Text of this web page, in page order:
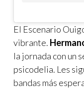
El Escenario
vibrante.
la jornada con un
psicodelia. Les
bandas más